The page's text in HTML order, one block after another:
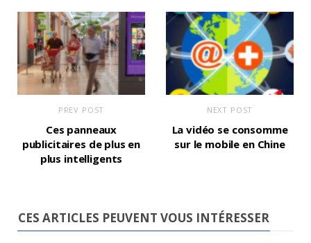
PREV POST
Ces panneaux
publicitaires de plus en
plus intelligents
NEXT POST
La vidéo se consomme
sur le mobile en Chine
CES ARTICLES PEUVENT VOUS INTÉRESSER